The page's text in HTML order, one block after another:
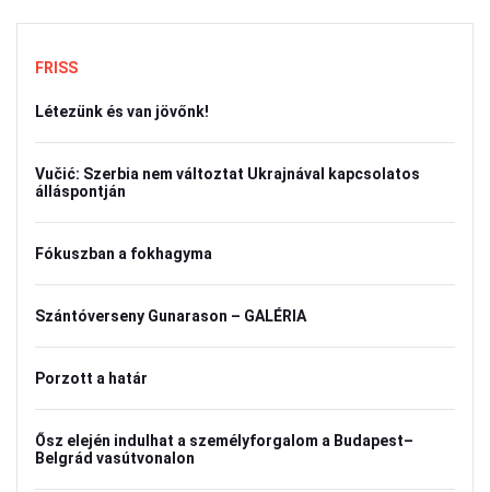
FRISS
Létezünk és van jövőnk!
Vučić: Szerbia nem változtat Ukrajnával kapcsolatos
álláspontján
Fókuszban a fokhagyma
Szántóverseny Gunarason – GALÉRIA
Porzott a határ
Ősz elején indulhat a személyforgalom a Budapest–
Belgrád vasútvonalon